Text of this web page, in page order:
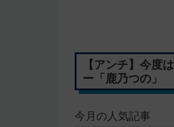
【アンチ】今度
ー「鹿乃つの」
今月の人気記事